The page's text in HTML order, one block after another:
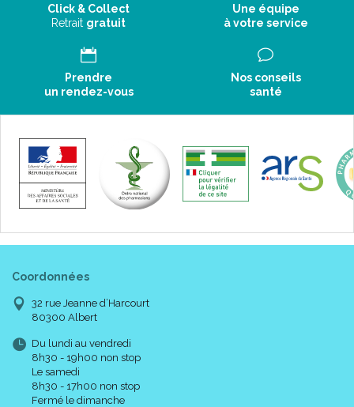
Click & Collect
Retrait gratuit
Une équipe
à votre service
Prendre
un rendez-vous
Nos conseils
santé
Coordonnées
32 rue Jeanne d’Harcourt
80300 Albert
Du lundi au vendredi
8h30 - 19h00 non stop
Le samedi
8h30 - 17h00 non stop
Fermé le dimanche